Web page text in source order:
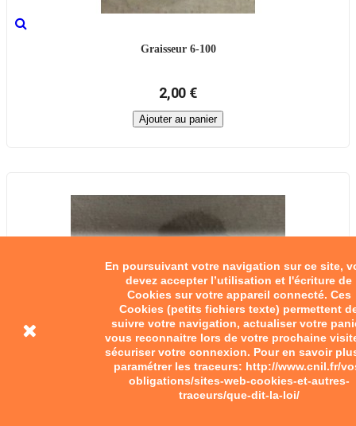
En poursuivant votre navigation sur ce site,
devez accepter l’utilisation et l'écriture de
Cookies sur votre appareil connecté. Ces
Cookies (petits fichiers texte) permettent
suivre votre navigation, actualiser votre
vous reconnaitre lors de votre prochaine
sécuriser votre connexion. Pour en savoir
paramétrer les traceurs: http://www.cnil.fr/
obligations/sites-web-cookies-et-autres-
traceurs/que-dit-la-loi/
Graisseur 6-100
2,00 €
Ajouter au panier